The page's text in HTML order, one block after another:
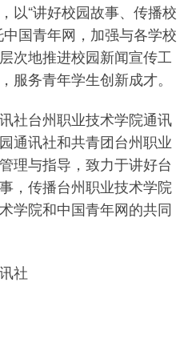
以“讲好校园故事、传播校
国青年网，加强与各学校
次地推进校园新闻宣传工
服务青年学生创新成才。
台州职业技术学院通讯
通讯社和共青团台州职业
理与指导，致力于讲好台
，传播台州职业技术学院
学院和中国青年网的共同
社